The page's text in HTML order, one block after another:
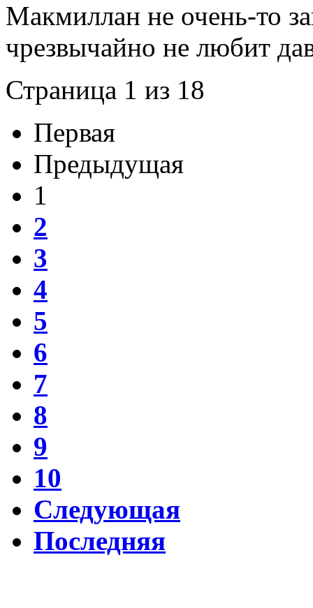
Макмиллан не очень-то
чрезвычайно не любит
Страница 1 из 18
Первая
Предыдущая
1
2
3
4
5
6
7
8
9
10
Следующая
Последняя